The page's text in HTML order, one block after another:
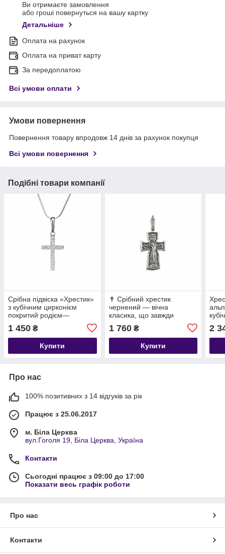
Ви отримаєте замовлення
або гроші повернуться на вашу картку
Детальніше
Оплата на рахунок
Оплата на приват карту
За передоплатою
Всі умови оплати
Умови повернення
Повернення товару впродовж 14 днів за рахунок покупця
Всі умови повернення
Подібні товари компанії
Срібна підвіска «Хрестик»
з кубічним цирконієм
покритий родієм—
блиску ✨
1 450 ₴
Купити
✝️ Срібний хрестик
чернений — вічна
класика, що завжди
1 760₴
Купити
2
Про нас
100% позитивних з 14 відгуків за рік
Працює з 25.06.2017
м. Біла Церква
вул.Гоголя 19, Біла Церква, Україна
Контакти
Сьогодні працює з 09:00 до 17:00
Показати весь графік роботи
Про нас
Контакти